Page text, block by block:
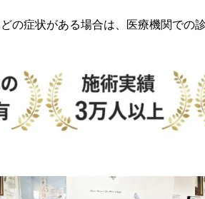
の症状がある場合は、医療機関での